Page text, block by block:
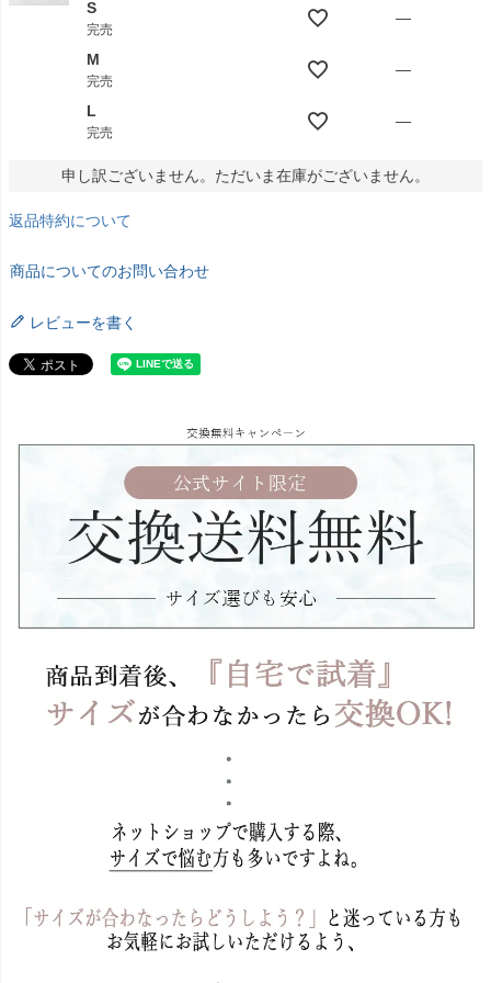
S
完売
—
M
完売
—
L
完売
—
申し訳ございません。ただいま在庫がございません。
返品特約について
商品についてのお問い合わせ
レビューを書く